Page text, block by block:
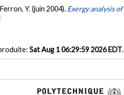
Y. (juin 2004). Exergy analysis of
Sat Aug 1 06:29:59 2026 EDT.